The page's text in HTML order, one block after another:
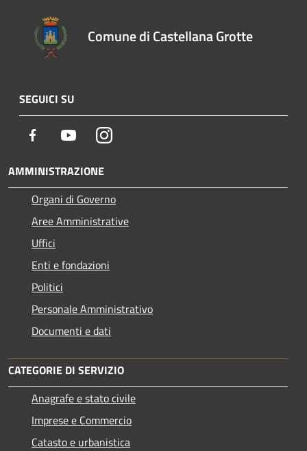
Comune di Castellana Grotte
SEGUICI SU
Facebook YoutubeInstagram
AMMINISTRAZIONE
Organi di Governo
Aree Amministrative
Uffici
Enti e fondazioni
Politici
Personale Amministrativo
Documenti e dati
CATEGORIE DI SERVIZIO
Anagrafe e stato civile
Imprese e Commercio
Catasto e urbanistica